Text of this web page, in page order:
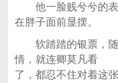
他一脸贱兮兮的表
在胖子面前显摆。
软踏踏的银票，随
情，就连卿莫凡看
了，都忍不住对着这